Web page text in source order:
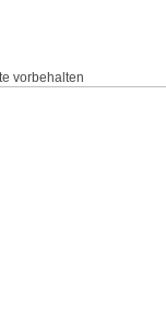
vorbehalten